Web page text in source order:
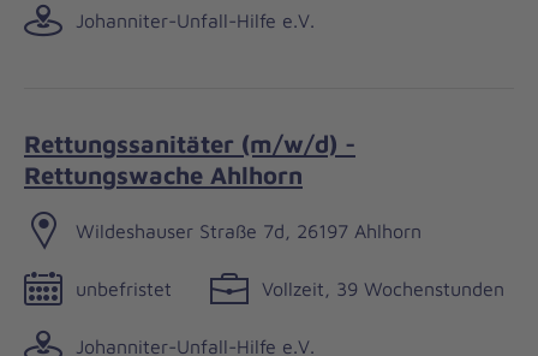
Johanniter-Unfall-Hilfe e.V.
Rettungssanitäter (m/w/d) -
Rettungswache Ahlhorn
Wildeshauser Straße 7d, 26197 Ahlhorn
unbefristet Vollzeit, 39 Wochenstunden
Johanniter-Unfall-Hilfe e.V.